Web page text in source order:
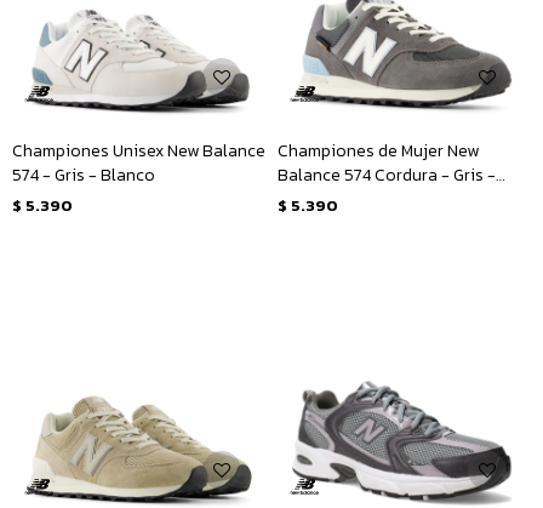
Championes Unisex New Balance
574 - Gris - Blanco
$ 5.390
Championes de Mujer New
Balance 574 Cordura - Gris -
Blanco
$ 5.390